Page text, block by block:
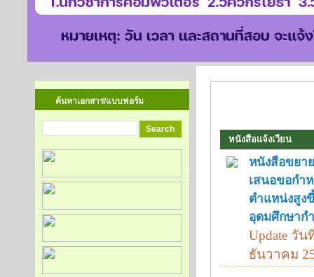
ค้นหาเอกสาร/แบบฟอร์ม
หนังสือแจ้งเวียน
หนังสือขยา
เสนอขอกำ
ตำแหน่งสูง
อุดมศึกษาก
Update วั
ธันวาคม